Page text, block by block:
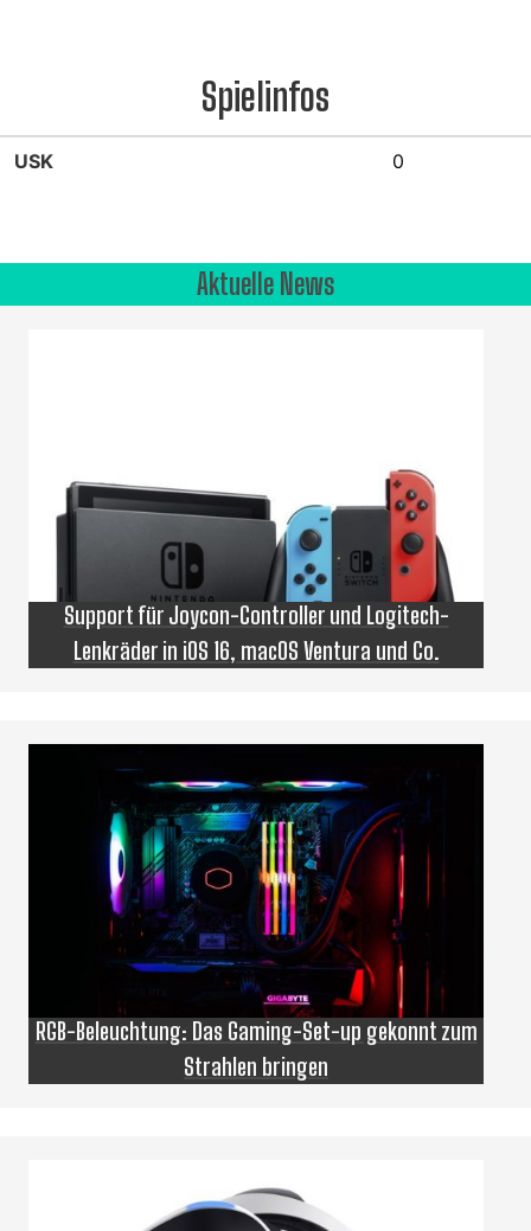
Spielinfos
USK 0
Aktuelle News
Support für Joycon-Controller und Logitech-
Lenkräder in iOS 16, macOS Ventura und Co.
RGB-Beleuchtung: Das Gaming-Set-up gekonnt zum
Strahlen bringen